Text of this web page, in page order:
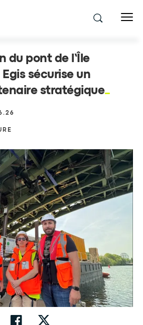
du pont de l’Île
sécurise un
stratégique